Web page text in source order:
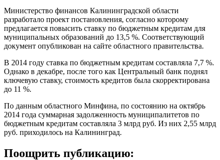
Министерство финансов Калининградской области
разработало проект постановления, согласно которому
предлагается повысить ставку по бюджетным кредитам для
муниципальных образований до 13,5 %. Соответствующий
документ опубликован на сайте областного правительства.
В 2014 году ставка по бюджетным кредитам составляла 7,7 %.
Однако в декабре, после того как Центральный банк поднял
ключевую ставку, стоимость кредитов была скорректирована
до 11 %.
По данным областного Минфина, по состоянию на октябрь
2014 года суммарная задолженность муниципалитетов по
бюджетным кредитам составляла 3 млрд руб. Из них 2,55 млрд
руб. приходилось на Калининград.
Поощрить публикацию: